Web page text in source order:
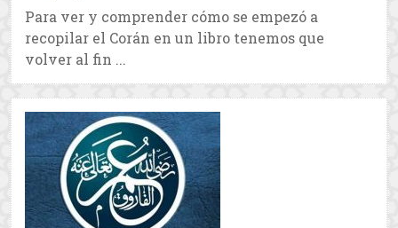
Para ver y comprender cómo se empezó a
recopilar el Corán en un libro tenemos que
volver al fin ...